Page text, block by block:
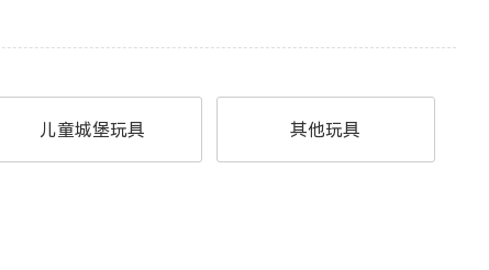
儿童城堡玩具 其他玩具